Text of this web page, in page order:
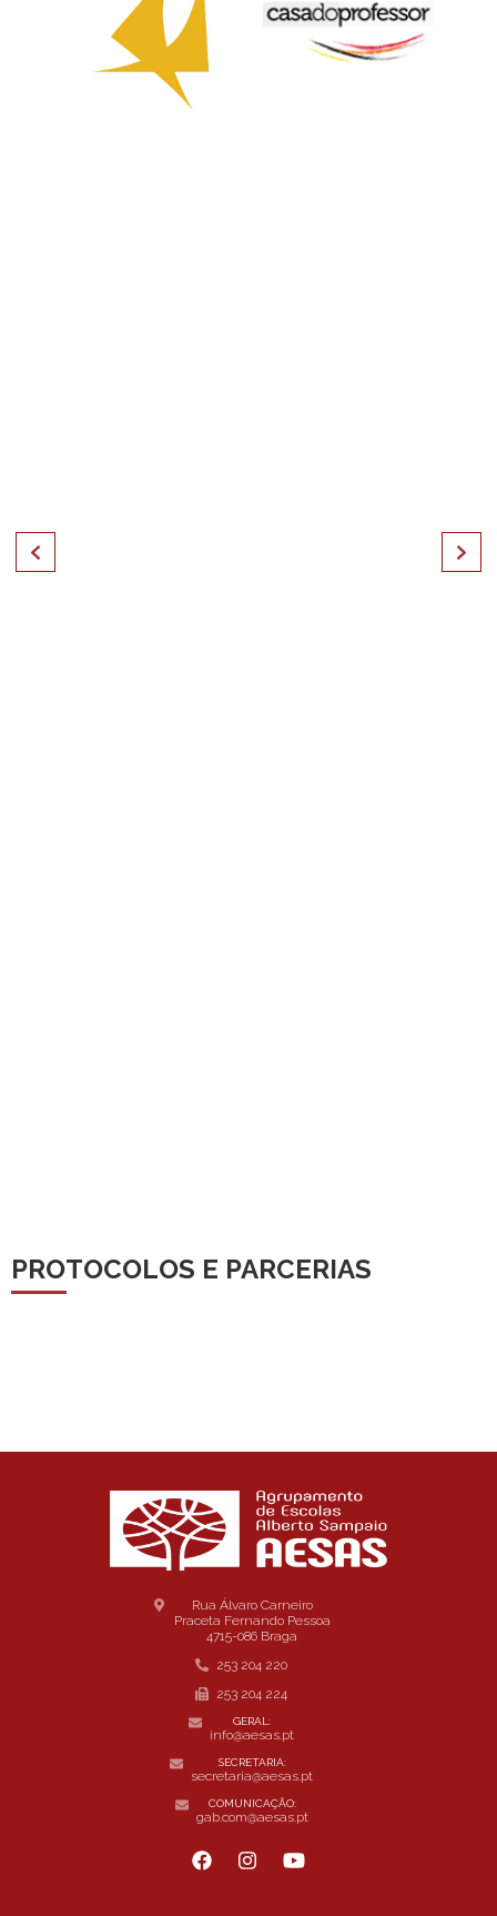
PROTOCOLOS E PARCERIAS
Rua Álvaro Carneiro
Praceta Fernando Pessoa
4715-086 Braga
253 204 220
253 204 224
GERAL:
info@aesas.pt
SECRETARIA:
secretaria@aesas.pt
COMUNICAÇÃO:
gab.com@aesas.pt